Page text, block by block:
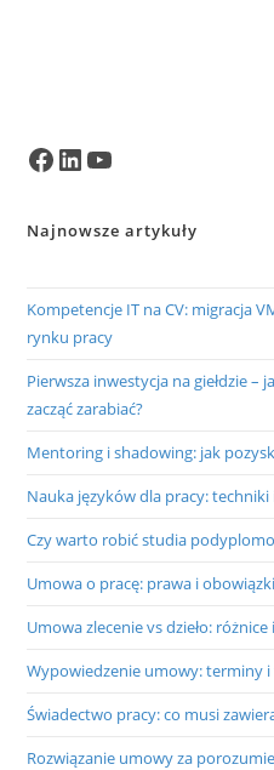
Facebook
LinkedInYouTube
Najnowsze artykuły
Kompetencje IT na CV: migracja
rynku pracy
Pierwsza inwestycja na giełdzie –
zacząć zarabiać?
Mentoring i shadowing: jak
Nauka języków dla pracy: techniki
Czy warto robić studia
Umowa o pracę: prawa i
Umowa zlecenie vs dzieło:
Wypowiedzenie umowy: terminy
Świadectwo pracy: co musi
Rozwiązanie umowy za